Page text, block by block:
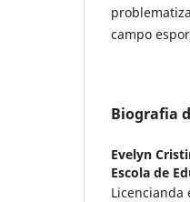
campo
Biografia
Evelyn
Escola de
Licencianda